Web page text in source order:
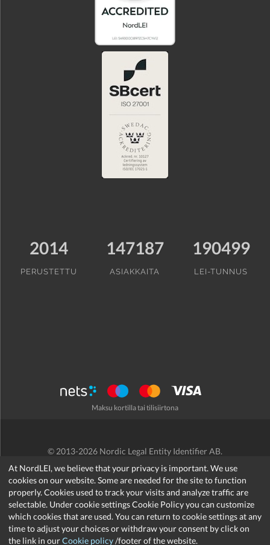
At NordLEI, we believe that your privacy is important. We use
cookies on our website. Some are needed for the site to function
properly. Cookies used to track your visits and analyze traffic are
selectable. Under cookie settings Cookie Policy you can customize
which cookies that are used. You can return to cookie settings at any
time to adjust your choices or withdraw your consent by click on
the link in ourCookie policy/footer of the website.
2014
PERUSTETTU
147187
ASIAKKAITA
190499
LEI-TUNNUS
Maksu kortilla tai tilisiirtona
© 2013-2026 Nordic Legal Entity Identifier AB.
Käyttöehdot/Tietosuojakäytäntö/Hyvityskäytäntö/ Cookies
support@nordlei.org